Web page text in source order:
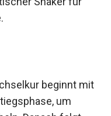
Shaker für
beginnt
um